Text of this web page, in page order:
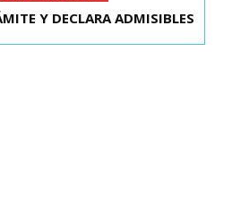
SALIÓ DE CAPITÁN YÁBER
Y DECLARA ADMISIBLES